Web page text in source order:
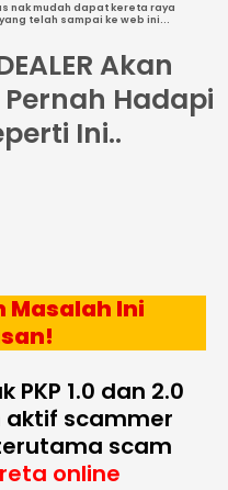
nak mudah dapat kereta raya
telah sampai ke web ini...
Akan
Hadapi
Ini..
Masalah Ini
PKP 1.0 dan 2.0
scammer
scam
online